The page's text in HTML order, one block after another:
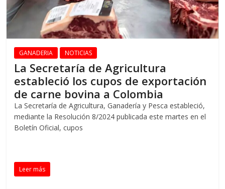
GANADERIA NOTICIAS
La Secretaría de Agricultura
estableció los cupos de exportación
de carne bovina a Colombia
La Secretaría de Agricultura, Ganadería y Pesca estableció,
mediante la Resolución 8/2024 publicada este martes en el
Boletín Oficial, cupos
Leer más